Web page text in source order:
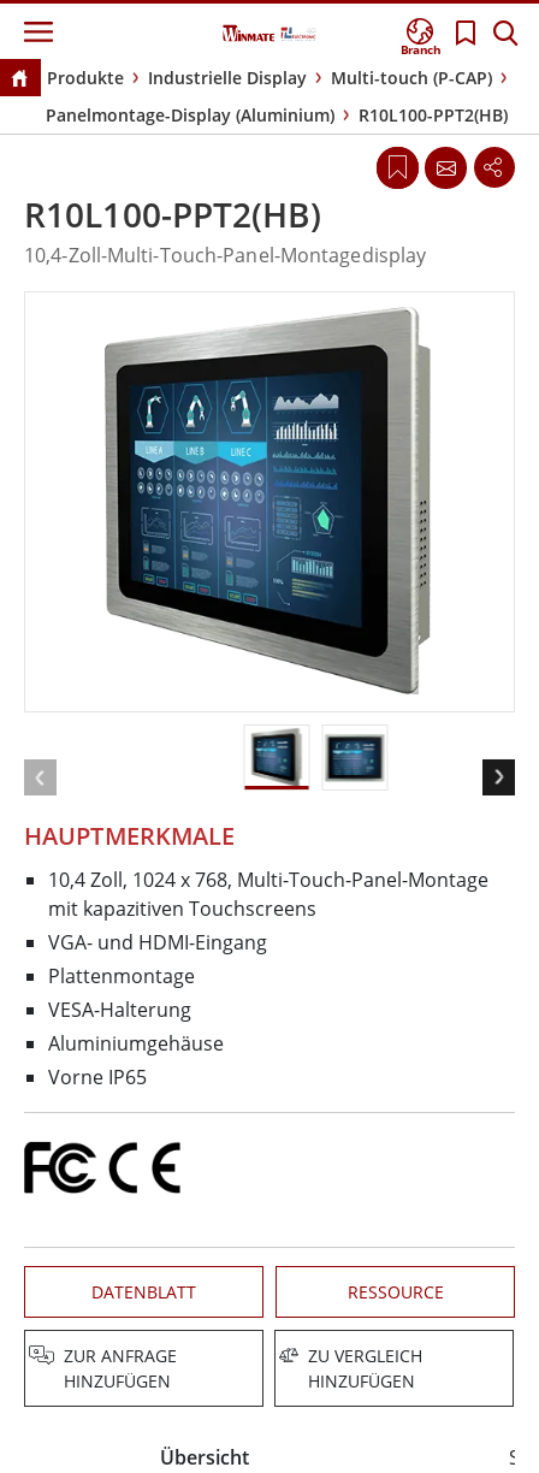
Branch
Produkte Industrielle Display
Multi-touch (P-CAP)
Panelmontage-Display (Aluminium)
R10L100-PPT2(HB)
HAUPTMERKMALE
10,4 Zoll, 1024 x 768, Multi-Touch-Panel-Montage
mit kapazitiven Touchscreens
VGA- und HDMI-Eingang
Plattenmontage
VESA-Halterung
Aluminiumgehäuse
Vorne IP65
DATENBLATT RESSOURCE
ZUR ANFRAGE
HINZUFÜGEN
ZU VERGLEICH
HINZUFÜGEN
R10L100-PPT2(HB)
10,4-Zoll-Multi-Touch-Panel-Montagedisplay
Übersicht